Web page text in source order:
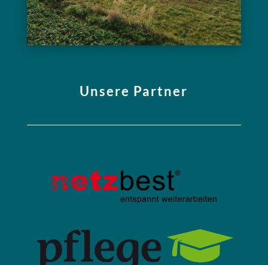
Unsere Partner